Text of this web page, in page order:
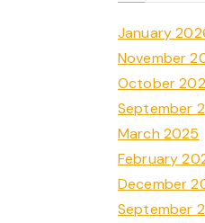
January
November
October
September
March 2025
February
December
September